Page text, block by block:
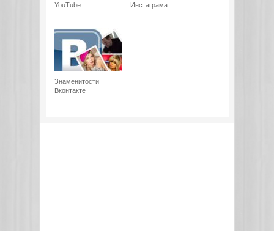
YouTube
Инстаграма
Знаменитости
Вконтакте